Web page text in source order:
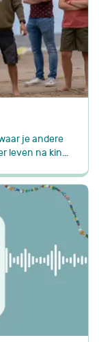
je andere
leven na kin...